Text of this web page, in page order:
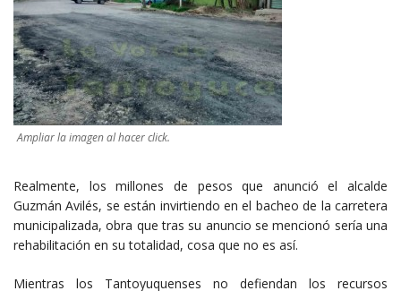
Ampliar la imagen al hacer click.
Realmente, los millones de pesos que anunció el alcalde
Guzmán Avilés, se están invirtiendo en el bacheo de la carretera
municipalizada, obra que tras su anuncio se mencionó sería una
rehabilitación en su totalidad, cosa que no es así.
Mientras los Tantoyuquenses no defiendan los recursos